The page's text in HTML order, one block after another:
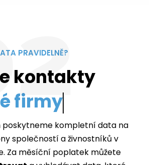
PRAVIDELNĚ?
kontakty
poskytneme kompletní data na
společností a živnostníků v
Za měsíční poplatek můžete
a vyhledávat data, které